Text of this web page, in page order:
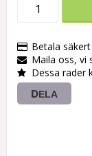
Betala
Maila oss, vi
Dessa rader
DELA